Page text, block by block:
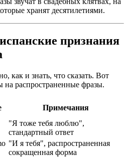
хранят десятилетиями.
признания
как и знать, что сказать. Вот
на распространенные фразы.
Примечания
"Я тоже тебя люблю",
стандартный ответ
"И я тебя", распространенная
сокращенная форма